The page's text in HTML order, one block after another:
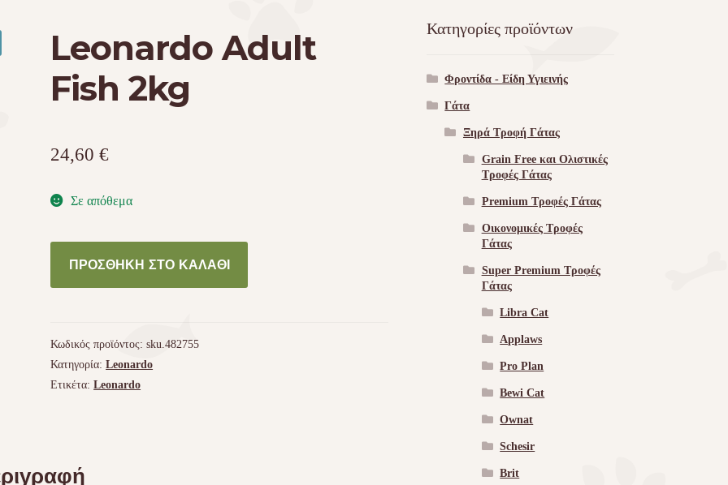
Leonardo Adult
Fish 2kg
24,60€
Σε απόθεμα
Adult
Fish
ΠΡΟΣΘΉΚΗ ΣΤΟ ΚΑΛΆΘΙ
Κωδικός προϊόντος:sku.482755
Κατηγορία:Leonardo
Ετικέτα:Leonardo
Κατηγορίες προϊόντων
Φροντίδα - Είδη Υγιεινής
Γάτα
Ξηρά Τροφή Γάτας
Grain Free και Ολιστικές
Τροφές Γάτας
Premium Τροφές Γάτας
Οικονομικές Τροφές
Γάτας
Super Premium Τροφές
Γάτας
Libra Cat
Applaws
Pro Plan
Bewi Cat
Ownat
Schesir
Brit